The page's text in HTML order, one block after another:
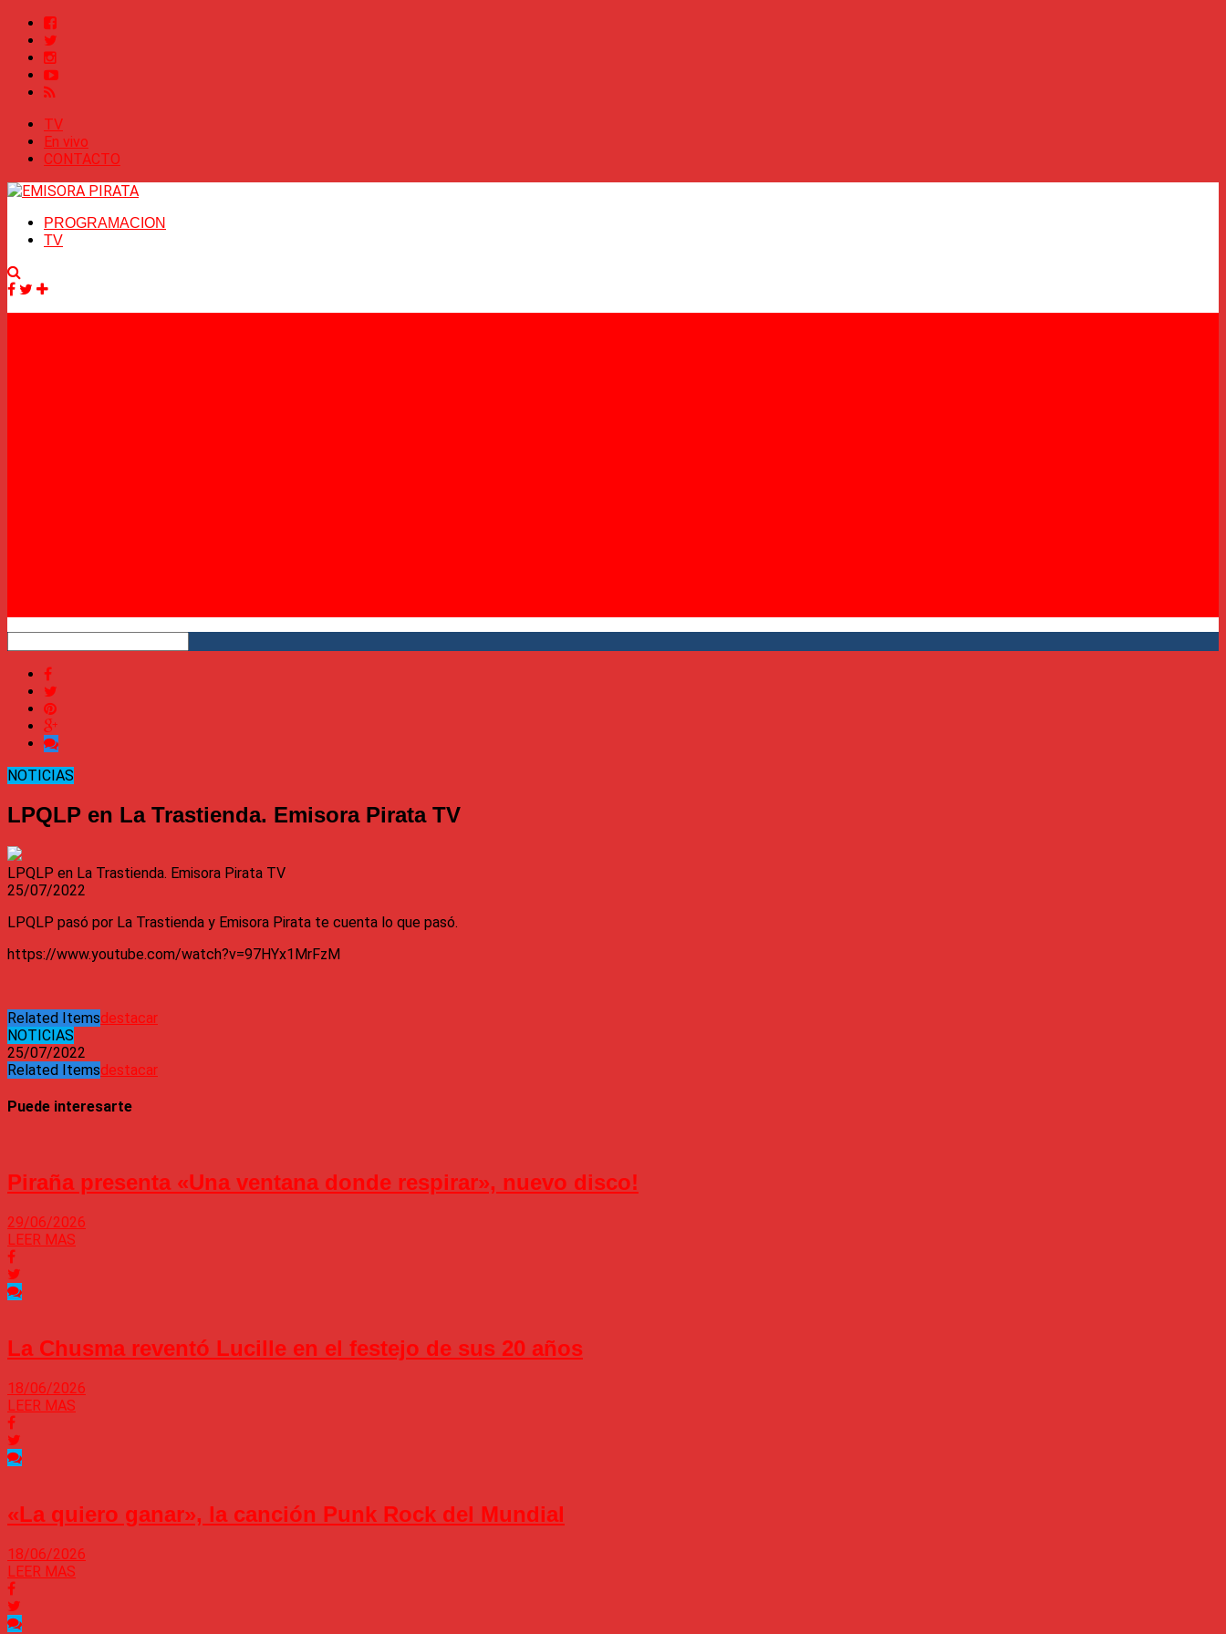
TV
En vivo
CONTACTO
PROGRAMACION
TV
NOTICIAS
LPQLP en La Trastienda. Emisora Pirata TV
LPQLP en La Trastienda. Emisora Pirata TV
25/07/2022
LPQLP pasó por La Trastienda y Emisora Pirata te cuenta lo que pasó.
https://www.youtube.com/watch?v=97HYx1MrFzM
Related Itemsdestacar
NOTICIAS
25/07/2022
Related Itemsdestacar
Puede interesarte
Piraña presenta «Una ventana donde respirar», nuevo disco!
29/06/2026
LEER MAS
La Chusma reventó Lucille en el festejo de sus 20 años
18/06/2026
LEER MAS
«La quiero ganar», la canción Punk Rock del Mundial
18/06/2026
LEER MAS